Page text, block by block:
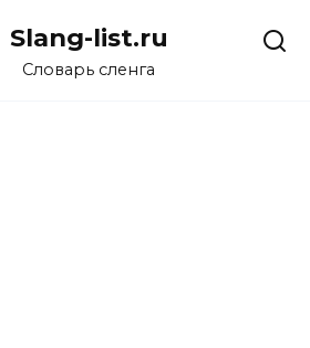
Slang-list.ru
Словарь сленга